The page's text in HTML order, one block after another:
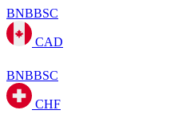
BNBBSC
CAD
BNBBSC
CHF